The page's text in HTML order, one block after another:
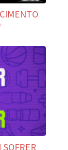
SOFRER